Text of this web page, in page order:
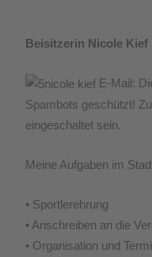
Beisitzerin Nicole Kief
E-Mail:
Spambots geschützt!
eingeschaltet sein.
Meine Aufgaben im
• Sportlerehrung
• Anschreiben an die
• Organisation und